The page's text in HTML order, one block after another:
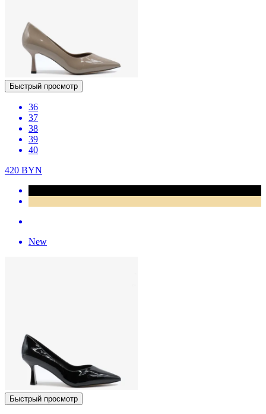
Быстрый просмотр
36
37
38
39
40
420 BYN
New
Быстрый просмотр